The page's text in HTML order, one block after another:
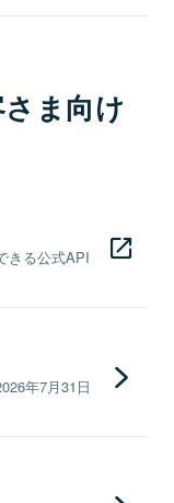
ま向け
きる公式API
年7月31日